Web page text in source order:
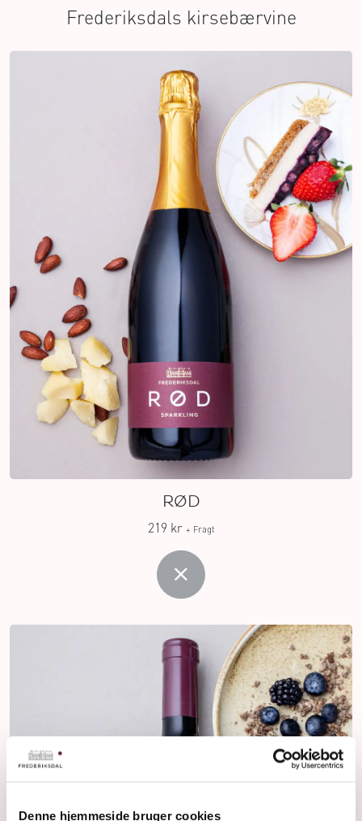
Denne hjemmeside bruger cookies
Frederiksdals kirsebærvine
RØD
219 kr + Fragt